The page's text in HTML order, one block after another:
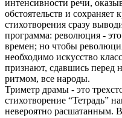
интенсивности речи,
обстоятельств и
стихотворения сразу
программа: революция -
времен; но чтобы
необходимо искусство
признают, сдавшись перед
ритмом, все народы.
Триметр драмы - это
стихотворение “Тетрадь”
невероятно расшатанным.